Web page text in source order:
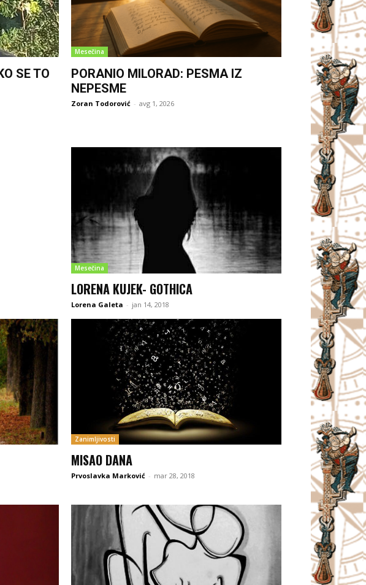
SE TO
Mesečina
PORANIO MILORAD: PESMA IZ
NEPESME
Zoran Todorović - avg 1, 2026
Mesečina
LORENA KUJEK- GOTHICA
Lorena Galeta - jan 14, 2018
Zanimljivosti
MISAO DANA
Prvoslavka Marković - mar 28, 2018